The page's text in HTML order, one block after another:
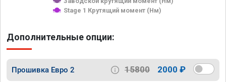
Stage 1 Крутящий момент (Нм)
Дополнительные опции:
Прошивка Евро 2 15800 2000 ₽